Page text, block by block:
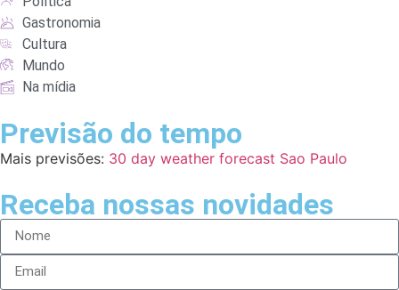
Gastronomia
Cultura
Mundo
Na mídia
Previsão do tempo
Mais previsões: 30 day weather forecast Sao Paulo
Receba nossas novidades